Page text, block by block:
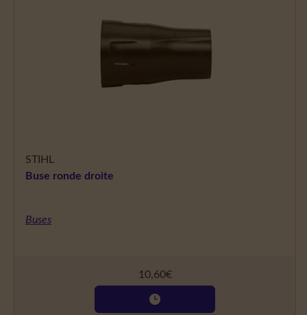
STIHL
Buse ronde droite
Buses
10,60€